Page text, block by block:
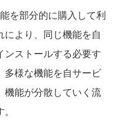
を部分的に購入して利
より、同じ機能を自
ストールする必要す
多様な機能を自サービ
機能が分散していく流